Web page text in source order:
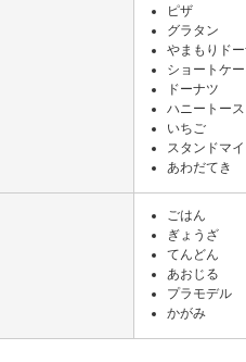
ピザ
グラタン
やまもりド
ショートケ
ドーナツ
ハニートース
いちご
スタンドマイ
あわだてき
ごはん
ぎょうざ
てんどん
あおじる
プラモデル
かがみ